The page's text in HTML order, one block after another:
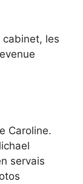
les
Caroline.
servais